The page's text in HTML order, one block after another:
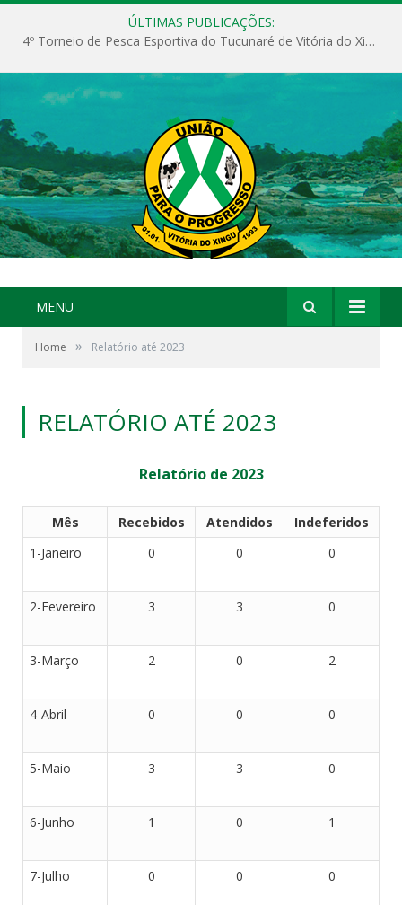
ÚLTIMAS PUBLICAÇÕES:
4º Torneio de Pesca Esportiva do Tucunaré de Vitória do Xingu
MENU
Home » Relatório até 2023
RELATÓRIO ATÉ 2023
Relatório de 2023
Mês Recebidos Atendidos
Indeferidos
1-Janeiro
0 0 0
2-Fevereiro 3 3 0
3-Março 2 0 2
4-Abril 0 0 0
5-Maio 3 3 0
6-Junho 1 0 1
7-Julho 0 0 0